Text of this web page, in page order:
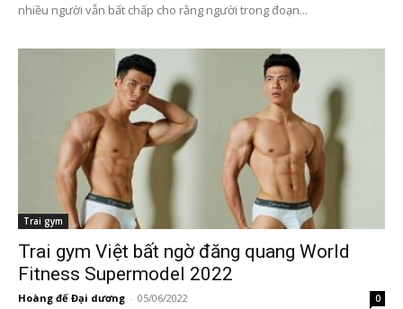
nhiều người vẫn bất chấp cho rằng người trong đoạn...
Trai gym
Trai gym Việt bất ngờ đăng quang World
Fitness Supermodel 2022
Hoàng đế Đại dương - 05/06/2022 0